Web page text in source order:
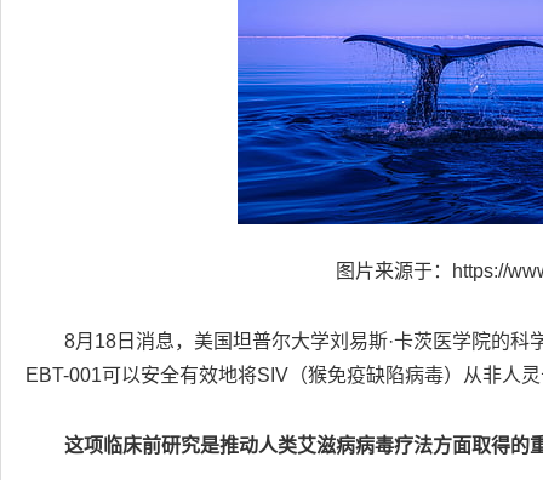
图片来源于：https://
8月18日消息，美国坦普尔大学刘易斯·卡茨医学院的
EBT-001可以安全有效地将SIV（猴免疫缺陷病毒）从非人
这项临床前研究是推动人类艾滋病病毒疗法方面取得